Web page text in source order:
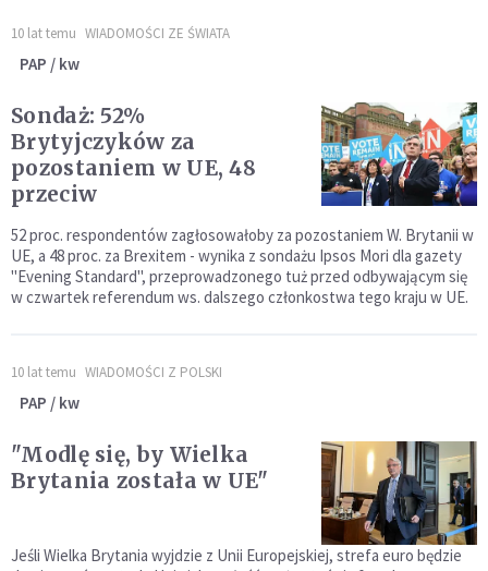
10 lat temu WIADOMOŚCI ZE ŚWIATA
PAP / kw
Sondaż: 52%
Brytyjczyków za
pozostaniem w UE, 48
przeciw
52 proc. respondentów zagłosowałoby za pozostaniem W. Brytanii w
UE, a 48 proc. za Brexitem - wynika z sondażu Ipsos Mori dla gazety
"Evening Standard", przeprowadzonego tuż przed odbywającym się
w czwartek referendum ws. dalszego członkostwa tego kraju w UE.
10 lat temu WIADOMOŚCI Z POLSKI
PAP / kw
"Modlę się, by Wielka
Brytania została w UE"
Jeśli Wielka Brytania wyjdzie z Unii Europejskiej, strefa euro będzie